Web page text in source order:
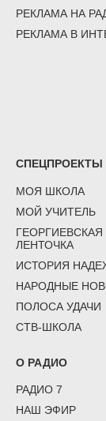
РЕКЛАМА НА
РЕКЛАМА В
СПЕЦПРОЕКТЫ
МОЯ ШКОЛА
МОЙ УЧИТЕЛЬ
ГЕОРГИЕВСКАЯ
ЛЕНТОЧКА
ИСТОРИЯ
НАРОДНЫЕ
ПОЛОСА УДАЧИ
СТВ-ШКОЛА
О РАДИО
РАДИО 7
НАШ ЭФИР